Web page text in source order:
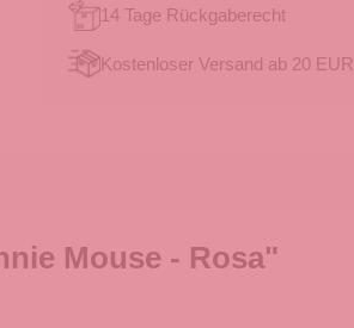
14 Tage Rückgaberecht
Kostenloser Versand ab 20 EUR
Mouse - Rosa"